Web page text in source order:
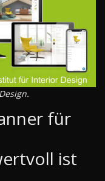
für
ist